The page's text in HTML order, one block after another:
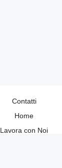
Contatti
Home
Lavora con Noi